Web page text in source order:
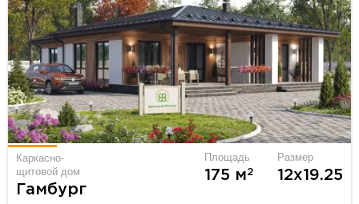
Каркасно-
щитовой дом
Гамбург
Площадь
175 м2
Размер
12х19.25